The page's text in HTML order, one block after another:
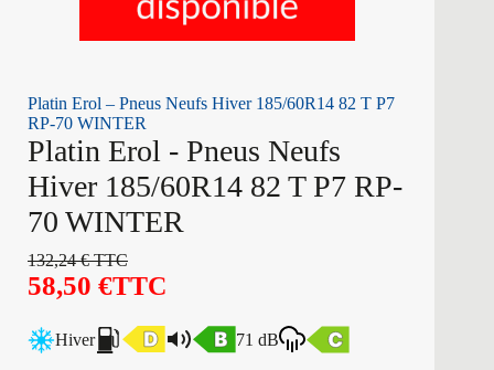
Platin Erol – Pneus Neufs Hiver 185/60R14 82 T P7
RP-70 WINTER
Platin Erol - Pneus Neufs
Hiver 185/60R14 82 T P7 RP-
70 WINTER
132,24€TTC
58,50 €TTC
Hiver 71 dB